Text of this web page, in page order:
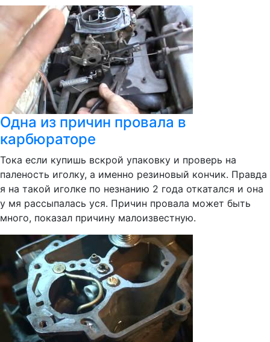
Одна из причин провала в
карбюраторе
Тока если купишь вскрой упаковку и проверь на
паленость иголку, а именно резиновый кончик. Правда
я на такой иголке по незнанию 2 года откатался и она
у мя рассыпалась уся. Причин провала может быть
много, показал причину малоизвестную.